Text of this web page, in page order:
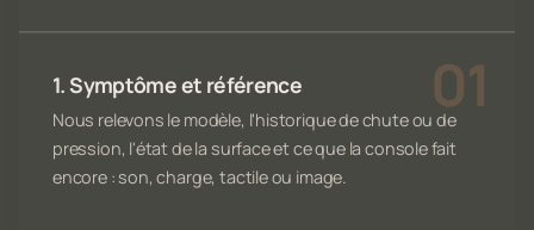
1. Symptôme et référence
Nous relevons le modèle, l'historique de chute ou de
pression, l'état de la surface et ce que la console fait
encore : son, charge, tactile ou image.